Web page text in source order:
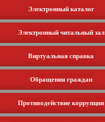
Электронный каталог
Электронный читальный зал
Виртуальная справка
Обращения граждан
Противодействие коррупции